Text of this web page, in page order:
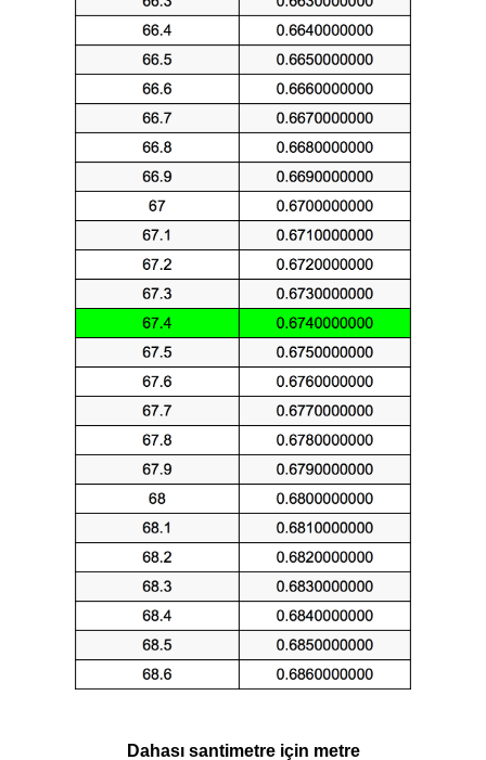
Dahası santimetre için metre